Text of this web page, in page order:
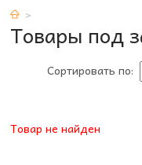
Товары под
Сортировать по:
Товар не найден